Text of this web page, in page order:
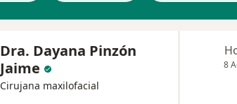
Dra. Dayana Pinzón
Jaime
Cirujana maxilofacial
8